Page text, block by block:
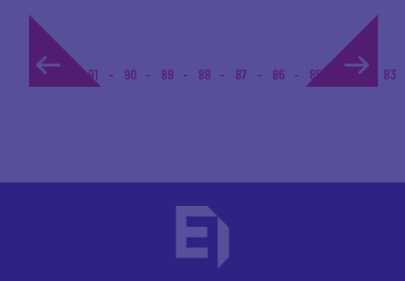
1... 91 90 89 88 87 86 85 84 83